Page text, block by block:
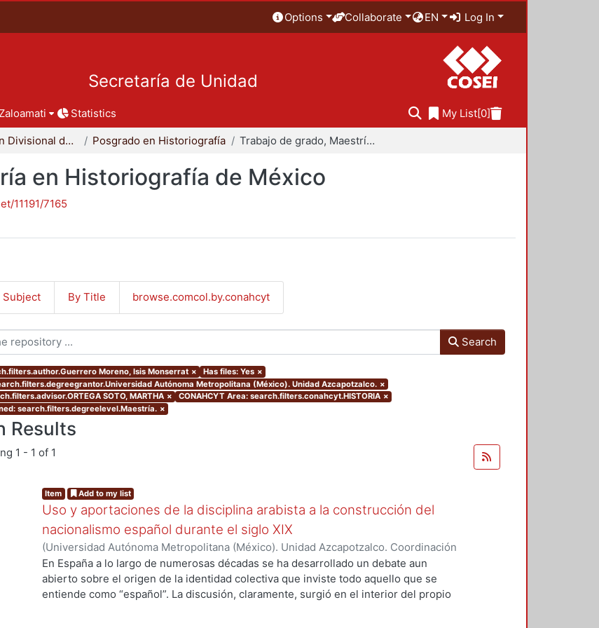
Options Collaborate EN Log In
Secretaría de Unidad
Statistics My List[0]
Coordinación Divisional de Posgrado Posgrado en Historiografía Trabajo de grado, Maestría en Historiografía de México
en Historiografía de México
11191/7165
Subject By Title browse.comcol.by.conahcyt
Search
Moreno, Isis Monserrat × Has files: Yes ×
Autónoma Metropolitana (México). Unidad Azcapotzalco. ×
SOTO, MARTHA × CONAHCYT Area: search.filters.conahcyt.HISTORIA ×
search.filters.degreelevel.Maestría. ×
Results
1 - 1 of 1
Item Add to my list
Uso y aportaciones de la disciplina arabista a la construcción del
nacionalismo español durante el siglo XIX
(Universidad Autónoma Metropolitana (México). Unidad Azcapotzalco. Coordinación
de Servicios de Información.,2015-09)Guerrero Moreno, Isis Monserrat
En España a lo largo de numerosas décadas se ha desarrollado un debate aun
abierto sobre el origen de la identidad colectiva que inviste todo aquello que se
entiende como “español”. La discusión, claramente, surgió en el interior del propio